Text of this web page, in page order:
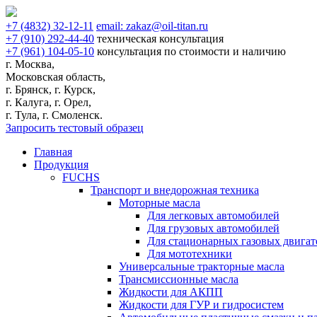
+7 (4832) 32-12-11 email: zakaz@oil-titan.ru
+7 (910) 292-44-40 техническая консультация
+7 (961) 104-05-10 консультация по стоимости и наличию
г. Москва,
Московская область,
г. Брянск, г. Курск,
г. Калуга, г. Орел,
г. Тула, г. Смоленск.
Запросить тестовый образец
Главная
Продукция
FUCHS
Транспорт и внедорожная техника
Моторные масла
Для легковых автомобилей
Для грузовых автомобилей
Для стационарных газовых
Для мототехники
Универсальные тракторные масла
Трансмиссионные масла
Жидкости для АКПП
Жидкости для ГУР и гидросистем